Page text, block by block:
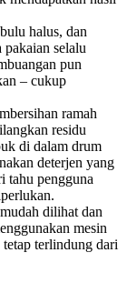
halus, dan
selalu
pun
– cukup
ramah
residu
di dalam drum
deterjen yang
tahu pengguna
dilihat dan
mesin
terlindung dari